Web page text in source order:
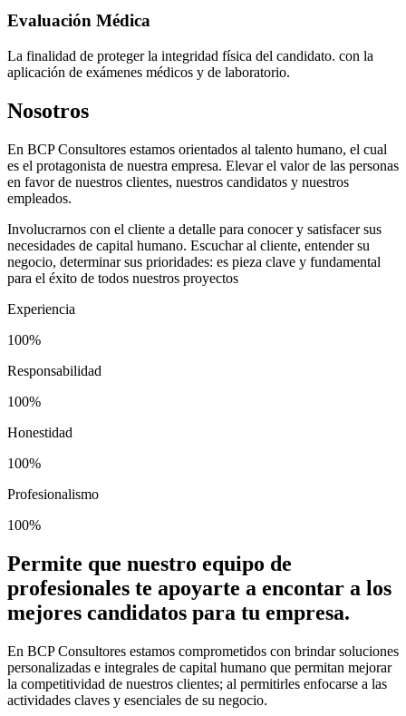
Evaluación Médica
La finalidad de proteger la integridad física del candidato. con la
aplicación de exámenes médicos y de laboratorio.
Nosotros
En BCP Consultores estamos orientados al talento humano, el cual
es el protagonista de nuestra empresa. Elevar el valor de las personas
en favor de nuestros clientes, nuestros candidatos y nuestros
empleados.
Involucrarnos con el cliente a detalle para conocer y satisfacer sus
necesidades de capital humano. Escuchar al cliente, entender su
negocio, determinar sus prioridades: es pieza clave y fundamental
para el éxito de todos nuestros proyectos
Experiencia
100%
Responsabilidad
100%
Honestidad
100%
Profesionalismo
100%
Permite que nuestro equipo de
profesionales te apoyarte a encontar a los
mejores candidatos para tu empresa.
En BCP Consultores estamos comprometidos con brindar soluciones
personalizadas e integrales de capital humano que permitan mejorar
la competitividad de nuestros clientes; al permitirles enfocarse a las
actividades claves y esenciales de su negocio.